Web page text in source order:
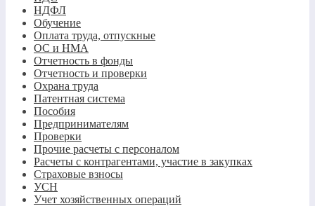
НДФЛ
Обучение
Оплата труда, отпускные
ОС и НМА
Отчетность в фонды
Отчетность и проверки
Охрана труда
Патентная система
Пособия
Предпринимателям
Проверки
Прочие расчеты с персоналом
Расчеты с контрагентами, участие в закупках
Страховые взносы
УСН
Учет хозяйственных операций